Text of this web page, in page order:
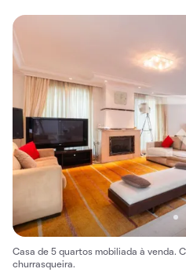
Casa de 5 quartos mobiliada à venda.
churrasqueira.